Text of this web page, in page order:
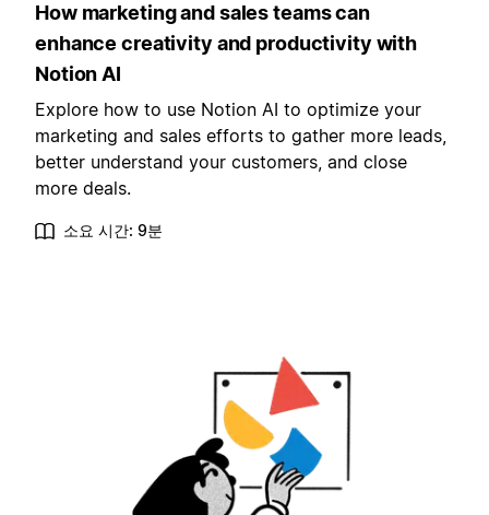
How marketing and sales teams can
enhance creativity and productivity with
Notion AI
Explore how to use Notion AI to optimize your
marketing and sales efforts to gather more leads,
better understand your customers, and close
more deals.
소요 시간: 9분